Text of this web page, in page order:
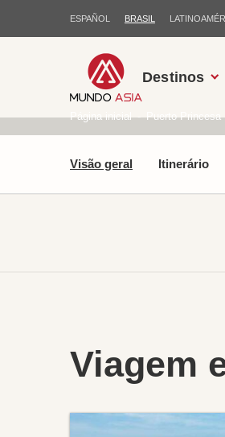
ESPAÑOL BRASIL
Destinos
Página inicial Puerto Princesa
Visão geral Itinerário
Viagem